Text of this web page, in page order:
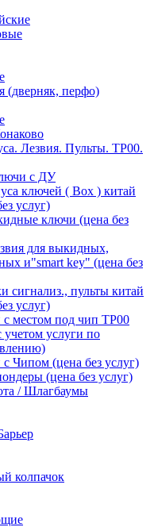
(дверняк, перфо)
Лезвия. Пульты. TP00.
с ДУ
ключей ( Box ) китай
услуг)
ключи (цена без
для выкидных,
и"smart key" (цена без
сигнализ., пульты китай
услуг)
местом под чип TP00
учетом услуги по
Чипом (цена без услуг)
(цена без услуг)
/ Шлагбаумы
колпачок